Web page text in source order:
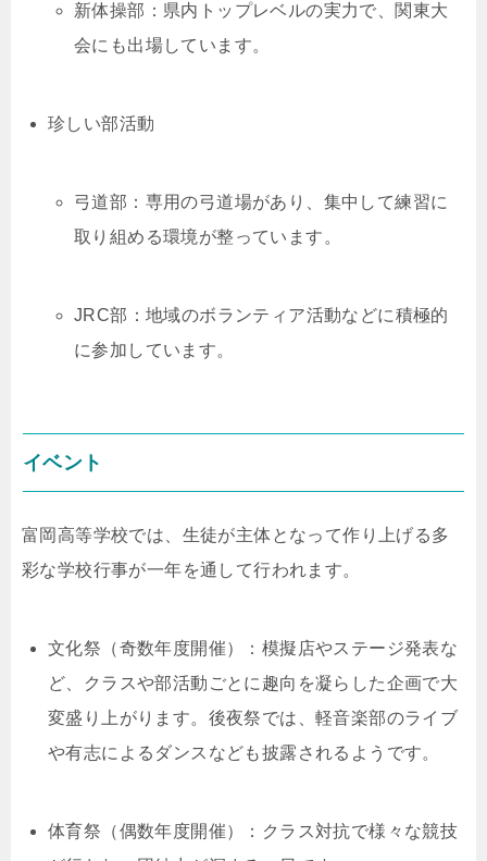
新体操部：県内トップレベルの実力で、関東大
会にも出場しています。
珍しい部活動
弓道部：専用の弓道場があり、集中して練習に
取り組める環境が整っています。
JRC部：地域のボランティア活動などに積極的
に参加しています。
イベント
富岡高等学校では、生徒が主体となって作り上げる多
彩な学校行事が一年を通して行われます。
文化祭（奇数年度開催）：模擬店やステージ発表な
ど、クラスや部活動ごとに趣向を凝らした企画で大
変盛り上がります。後夜祭では、軽音楽部のライブ
や有志によるダンスなども披露されるようです。
体育祭（偶数年度開催）：クラス対抗で様々な競技